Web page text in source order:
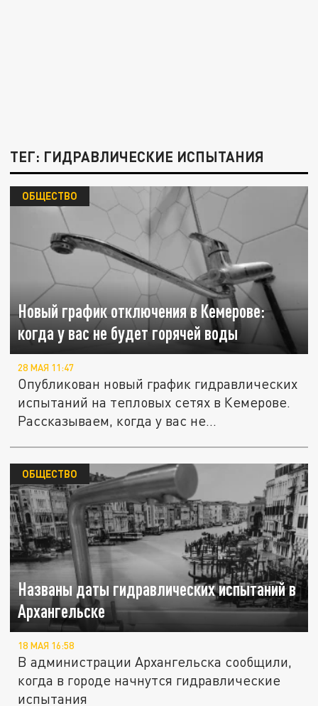
ТЕГ: ГИДРАВЛИЧЕСКИЕ ИСПЫТАНИЯ
Новый график отключения в Кемерове:
когда у вас не будет горячей воды
ОБЩЕСТВО
28 МАЯ 11:47
Опубликован новый график гидравлических
испытаний на тепловых сетях в Кемерове.
Рассказываем, когда у вас не...
Названы даты гидравлических испытаний в
Архангельске
ОБЩЕСТВО
18 МАЯ 16:58
В администрации Архангельска сообщили,
когда в городе начнутся гидравлические
испытания